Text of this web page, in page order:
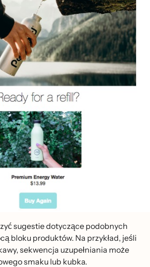
sugestie dotyczące podobnych
bloku produktów. Na przykład, jeśli
sekwencja uzupełniania może
smaku lub kubka.